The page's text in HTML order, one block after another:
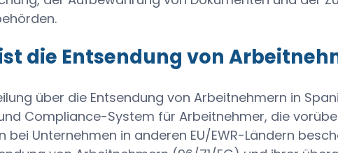
die Entsendung von
über die Entsendung von Arbeitnehmern in
Compliance-System für Arbeitnehmer, die
bei Unternehmen in anderen EU/EWR-Ländern